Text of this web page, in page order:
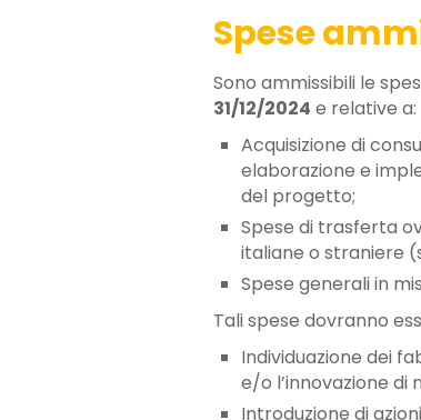
Spese
Sono ammissibili le
31/12/2024 e relative a:
Acquisizione di
elaborazione e
del progetto;
Spese di trasferta
italiane o straniere
Spese generali in
Tali spese dovranno
Individuazione dei
e/o l’innovazione di
Introduzione di